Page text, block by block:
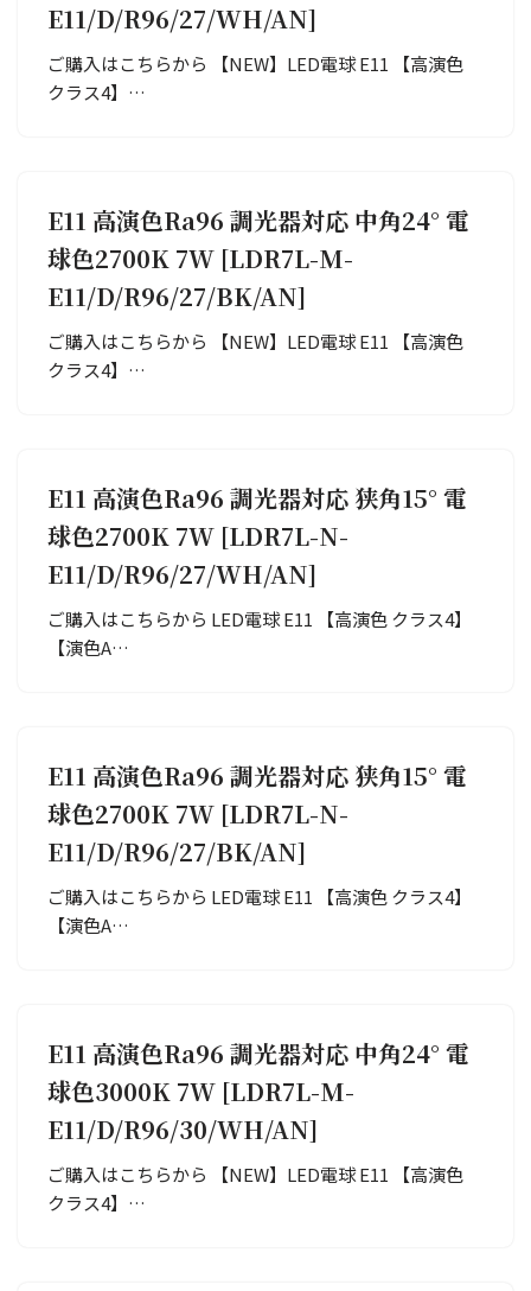
E11/D/R96/27/WH/AN]
ご購入はこちらから 【NEW】LED電球 E11 【高演色
クラス4】…
E11 高演色Ra96 調光器対応 中角24° 電
球色2700K 7W [LDR7L-M-
E11/D/R96/27/BK/AN]
ご購入はこちらから 【NEW】LED電球 E11 【高演色
クラス4】…
E11 高演色Ra96 調光器対応 狭角15° 電
球色2700K 7W [LDR7L-N-
E11/D/R96/27/WH/AN]
ご購入はこちらから LED電球 E11 【高演色 クラス4】
【演色A…
E11 高演色Ra96 調光器対応 狭角15° 電
球色2700K 7W [LDR7L-N-
E11/D/R96/27/BK/AN]
ご購入はこちらから LED電球 E11 【高演色 クラス4】
【演色A…
E11 高演色Ra96 調光器対応 中角24° 電
球色3000K 7W [LDR7L-M-
E11/D/R96/30/WH/AN]
ご購入はこちらから 【NEW】LED電球 E11 【高演色
クラス4】…